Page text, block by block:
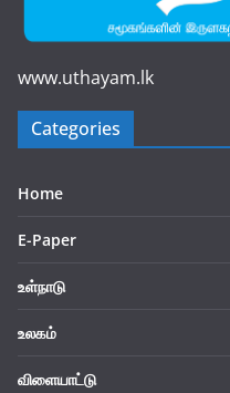
www.uthayam.lk
Categories
Home
E-Paper
உள்நாடு
உலகம்
விளையாட்டு